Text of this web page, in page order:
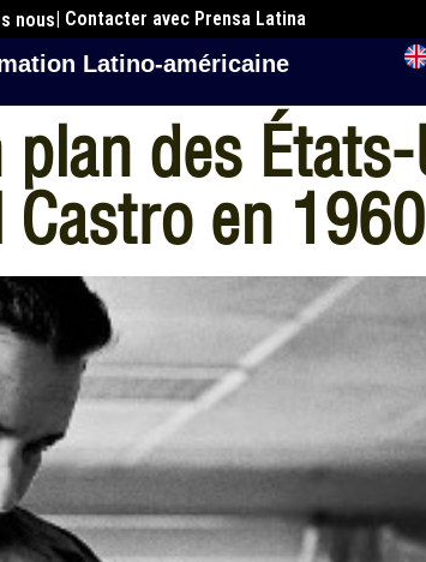
nous| Contacter avec Prensa Latina
Latino-américaine
plan des
en 1960